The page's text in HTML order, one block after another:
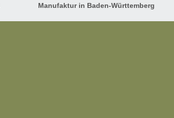
Manufaktur in Baden-Württemberg